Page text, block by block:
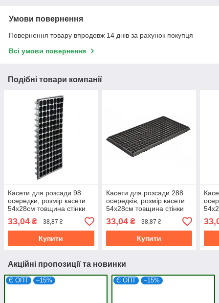
Умови повернення
Повернення товару впродовж 14 днів за рахунок покупця
Всі умови повернення
Подібні товари компанії
Касети для розсади 98
осередки, розмір касети
54х28см товщина стінки
15шт)
33,04 ₴ 38,87 ₴
Купити
Касети для розсади 288
осередків, розмір касети
54х28см товщина стінки
15шт)
33,04₴ 38,87 ₴
Купити
Акційні пропозиції та новинки
Є ОПТ –15% Є ОПТ –15%